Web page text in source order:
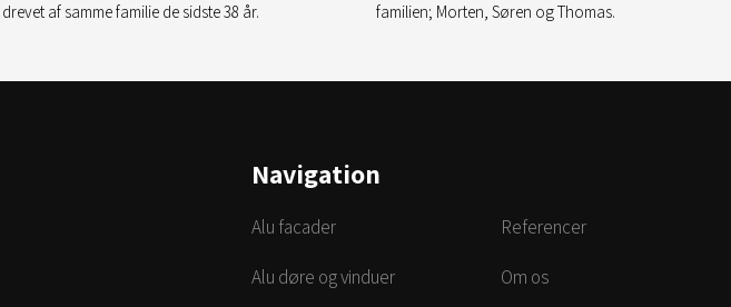
drevet af samme familie de sidste 38 år.
familien; Morten, Søren og Thomas.
Navigation
Alu facader
Alu døre og vinduer
Referencer
Om os